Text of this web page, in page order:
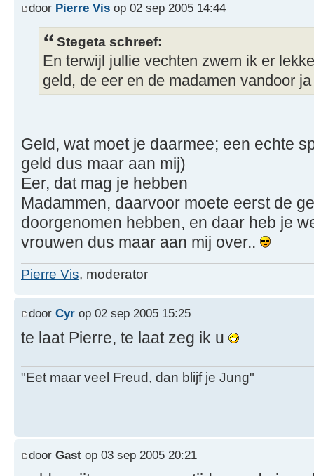
door Pierre Vis op 02 sep 2005 14:44
Stegeta schreef:
En terwijl jullie vechten zwem ik er
geld, de eer en de madamen vandoor
Geld, wat moet je daarmee; een echte
geld dus maar aan mij)
Eer, dat mag je hebben
Madammen, daarvoor moete eerst de
doorgenomen hebben, en daar heb je
vrouwen dus maar aan mij over..
Pierre Vis, moderator
door Cyr op 02 sep 2005 15:25
te laat Pierre, te laat zeg ik u
"Eet maar veel Freud, dan blijf je Jung"
door Gast op 03 sep 2005 20:21